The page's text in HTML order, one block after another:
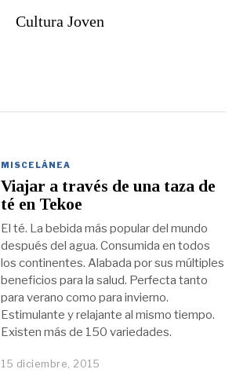
Cultura Joven
MISCELÁNEA
Viajar a través de una taza de
té en Tekoe
El té. La bebida más popular del mundo
después del agua. Consumida en todos
los continentes. Alabada por sus múltiples
beneficios para la salud. Perfecta tanto
para verano como para invierno.
Estimulante y relajante al mismo tiempo.
Existen más de 150 variedades.
15 diciembre, 2015